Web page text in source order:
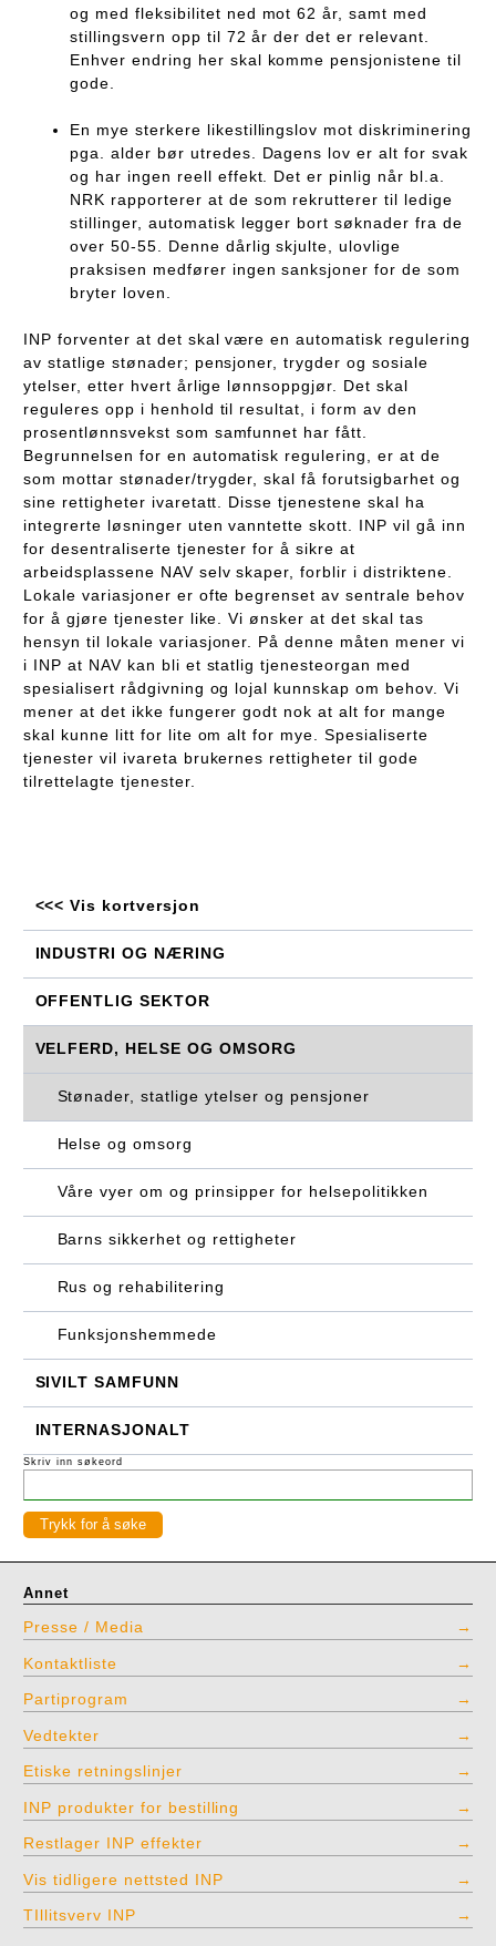
og med fleksibilitet ned mot 62 år, samt med
stillingsvern opp til 72 år der det er relevant.
Enhver endring her skal komme pensjonistene til
gode.
En mye sterkere likestillingslov mot diskriminering
pga. alder bør utredes. Dagens lov er alt for svak
og har ingen reell effekt. Det er pinlig når bl.a.
NRK rapporterer at de som rekrutterer til ledige
stillinger, automatisk legger bort søknader fra de
over 50-55. Denne dårlig skjulte, ulovlige
praksisen medfører ingen sanksjoner for de som
bryter loven.
INP forventer at det skal være en automatisk regulering
av statlige stønader; pensjoner, trygder og sosiale
ytelser, etter hvert årlige lønnsoppgjør. Det skal
reguleres opp i henhold til resultat, i form av den
prosentlønnsvekst som samfunnet har fått.
Begrunnelsen for en automatisk regulering, er at de
som mottar stønader/trygder, skal få forutsigbarhet og
sine rettigheter ivaretatt. Disse tjenestene skal ha
integrerte løsninger uten vanntette skott. INP vil gå inn
for desentraliserte tjenester for å sikre at
arbeidsplassene NAV selv skaper, forblir i distriktene.
Lokale variasjoner er ofte begrenset av sentrale behov
for å gjøre tjenester like. Vi ønsker at det skal tas
hensyn til lokale variasjoner. På denne måten mener vi
i INP at NAV kan bli et statlig tjenesteorgan med
spesialisert rådgivning og lojal kunnskap om behov. Vi
mener at det ikke fungerer godt nok at alt for mange
skal kunne litt for lite om alt for mye. Spesialiserte
tjenester vil ivareta brukernes rettigheter til gode
tilrettelagte tjenester.
<<< Vis kortversjon
INDUSTRI OG NÆRING
OFFENTLIG SEKTOR
VELFERD, HELSE OG OMSORG
Stønader, statlige ytelser og pensjoner
Helse og omsorg
Våre vyer om og prinsipper for helsepolitikken
Barns sikkerhet og rettigheter
Rus og rehabilitering
Funksjonshemmede
SIVILT SAMFUNN
INTERNASJONALT
Skriv inn søkeord
Annet
Presse / Media
Kontaktliste
Partiprogram
Vedtekter
Etiske retningslinjer
INP produkter for bestilling
Restlager INP effekter
Vis tidligere nettsted INP
TIllitsverv INP